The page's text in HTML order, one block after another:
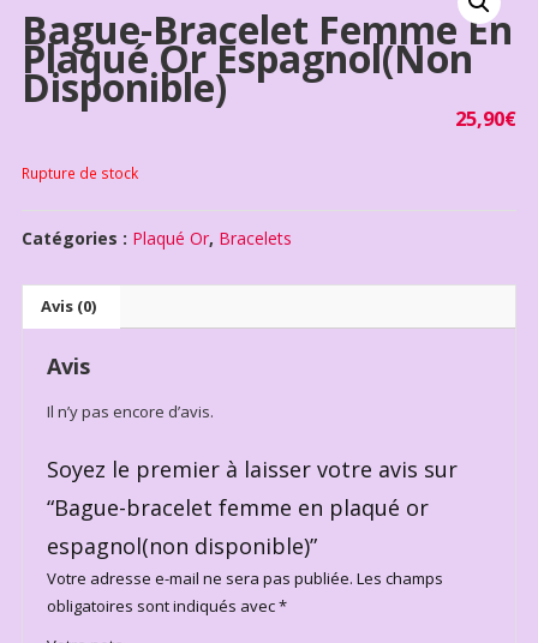
Bague-Bracelet Femme En
Plaqué Or Espagnol(non
Disponible)
25,90€
Rupture de stock
Catégories : Plaqué Or, Bracelets
Avis (0)
Avis
Il n’y pas encore d’avis.
Soyez le premier à laisser votre avis sur
“Bague-bracelet femme en plaqué or
espagnol(non disponible)”
Votre adresse e-mail ne sera pas publiée. Les champs
obligatoires sont indiqués avec*